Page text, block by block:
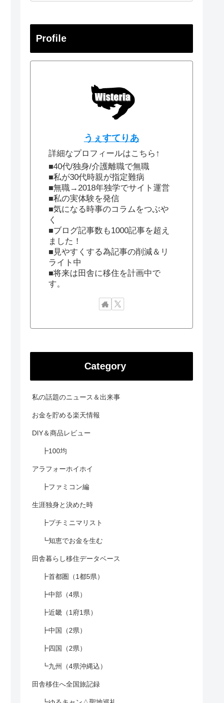
Profile
うぇすてりあ
詳細なプロフィールはこちら↑
■40代/独身/介護離職で無職
■私が30代時親が指定難病
■無職→2018年独学でサイト運営
■私の実体験を発信
■気になる時事のコラムをつぶや
く
■ブログ記事数も1000記事を超え
ました！
■見やすくする為記事の削減＆リ
ライト中
■将来は田舎に移住を計画中で
す。
Category
私の話題のニュース＆出来事
お金を貯める楽天情報
DIY＆商品レビュー
┣100均
アラフォーホイホイ
┣ファミコン編
生涯独身と決めた時
┣プチミニマリスト
┗知恵でお金を生む
田舎暮らし移住データベース
┣首都圏（1都5県）
┣中部（4県）
┣近畿（1府1県）
┣中国（2県）
┣四国（2県）
┗九州（4県沖縄込）
田舎移住へ全国旅記録